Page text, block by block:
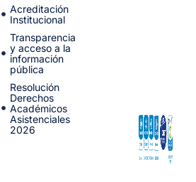
Acreditación
Institucional
Transparencia
y acceso a la
información
pública
Resolución
Derechos
Académicos
Asistenciales
2026